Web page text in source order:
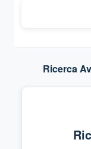
Ricerca